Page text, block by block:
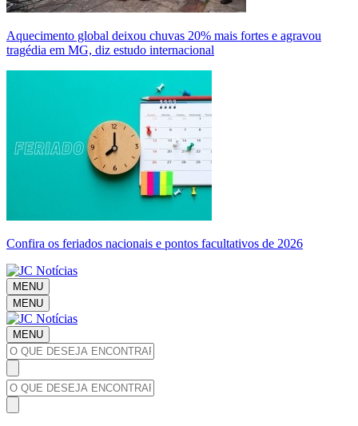
Aquecimento global deixou chuvas 20% mais fortes e agravou
tragédia em MG, diz estudo internacional
Confira os feriados nacionais e pontos facultativos de 2026
MENU
MENU
MENU